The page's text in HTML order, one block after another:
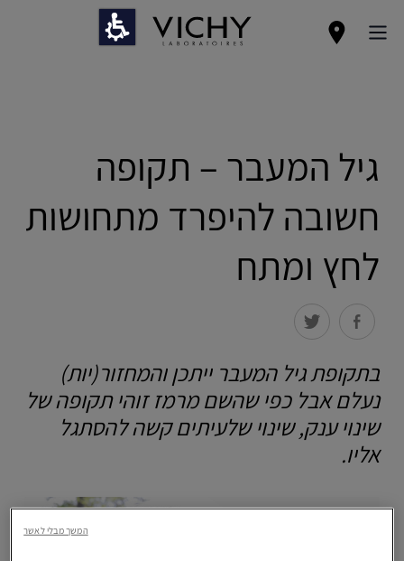
גיל המעבר – תקופה
חשובה להיפרד מתחושות
לחץ ומתח
בתקופת גיל המעבר ייתכן והמחזור(יות)
נעלם אבל כפי שהשם מרמז זוהי תקופה של
שינוי ענק, שינוי שלעיתים קשה להסתגל
אליו.
המשך מבלי לאשר